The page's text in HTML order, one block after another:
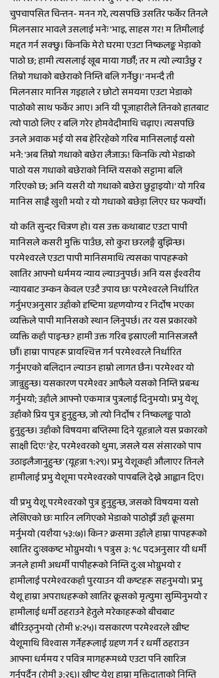
चुपचापसित चिन्तन- मनन गरे, त्यसपछि उसतिर फर्केर तिनले
मिलनसार भावले उसलाई भनेः 'भाइ, साहस गर! म तिमीलाई
मद्दत गर्न सक्छु। किनकि मेरो घरमा एउटा निष्कलङ्क भेड़ाको
पाठो छ; हामी त्यसलाई खूब माया गर्छौं; तर म त्यो ल्याउँछु र
तिम्रो गधाको बछेराको निम्ति बलि गर्नेछु।' नभन्दै ती
मिलनसार मानिस गइहाले र छोटो समयमा एउटा भेडाको
पाठोको साथ फर्केर आए। अनि यी पूजाहारीले तिनको हातबाट
त्यो पाठो लिए र बलि गरेर होमवेदीमाथि चढ़ाए। त्यसपछि
उनले अवाक भई यो सब हेरिरहेको गरिब मानिसलाई यसो
भने: 'अब तिम्रो गधाको बछेरा लैजाऊ! किनकि त्यो भेडाको
पाठो यस गधाको बछेराको निम्ति यसको सट्टामा बलि
गरिएको छ; अनि यसरी यो गधाको बछेरा छुट्टाइयो।' यो गरिब
मानिस साह्रै खुशी भयो र यो गधाको बछेड़ा लिएर घर फर्क्‍यो।
यो कति सुन्दर चित्रण हो। यस उक्त कथाबाट एउटा पापी
मानिसले कसरी मुक्ति पाउँछ, सो कुरा छरलङ्गै बुझिन्छ।
परमेश्वरले एउटा पापी मानिसमाथि त्यसका पापहरूको
खातिर आफ्नो धर्ममय न्याय ल्याउनुपर्छ। अनि यस ईश्वरीय
न्यायबाट उम्कन केवल एउटै उपाय छः परमेश्वरले निर्धारित
गर्नुभएअनुसार उहाँको दृष्टिमा ग्रहणयोग्य र निर्दोष भएका
व्यक्तिले पापी मानिसको स्थान लिनुपर्छ। तर यस प्रकारको
व्यक्ति कहाँ पाइन्छ? हामी उक्त गरिब इस्राएली मानिसजस्तै
छौं। हाम्रा पापहरू प्रायश्चित्त गर्न परमेश्वरले निर्धारित
गर्नुभएको बलिदान ल्याउन हाम्रो लागत छैन। परमेश्वर यो
जान्नुहुन्छ। यसकारण परमेश्वर आफैले यसको निम्ति प्रबन्ध
गर्नुभयो; उहाँले आफ्नो एकमात्र पुत्रलाई दिनुभयो। प्रभु येशू
उहाँको प्रिय पुत्र हुनुहुन्छ, जो त्यो निर्दोष र निष्कलङ्क पाठो
हुनुहुन्छ। उहाँको विषयमा बप्तिस्मा दिने यूहन्नाले यस प्रकारको
साक्षी दिएः 'हेर, परमेश्वरको थुमा, जसले यस संसारको पाप
उठाइलैजानुहुन्छ' (यूहन्ना १:२९)। प्रभु येशूकहाँ औलाएर तिनले
हामीलाई प्रभु येशूमा परमेश्वरको पापबलि देख्ने आह्वान दिए।
यी प्रभु येशू परमेश्वरको पुत्र हुनुहुन्छ, जसको विषयमा यसो
लेखिएको छः मारिन लगिएको भेडाको पाठोझैं उहाँ क्रूसमा
मर्नुभयो (यशैया ५३:७)। किन? क्रसमा उहाँले हाम्रा पापहरूको
खातिर दुःखकष्ट भोग्नुभयो। १ पत्रुस ३: १८ पदअनुसार यी धर्मी
जनले हामी अधर्मी पापीहरूको निम्ति दु:ख भोग्नुभयो र
हामीलाई परमेश्वरकहाँ पुरयाउन यी कष्टहरू सहनुभयो। प्रभु
येशू हाम्रा अपराधहरूको खातिर क्रूसको मृत्युमा सुम्पिनुभयो र
हामीलाई धर्मी ठहराउने हेतुले मरेकाहरूको बीचबाट
बौरिउठ्नुभयो (रोमी ४:२५)। यसकारण परमेश्वरले ख्रीष्ट
येशूमाथि विश्वास गर्नेहरूलाई ग्रहण गर्न र धर्मी ठहराउन
आफ्ना धर्ममय र पवित्र मागहरूमध्ये एउटा पनि खारिज
गर्नुपर्दैन (रोमी ३:२६)। ख्रीष्ट येशू हाम्रा मुक्तिदाताको निम्ति